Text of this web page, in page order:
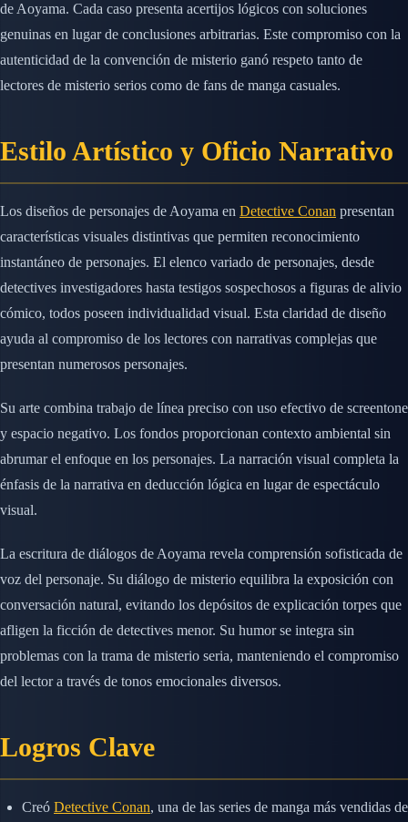
de Aoyama. Cada caso presenta acertijos lógicos con soluciones
genuinas en lugar de conclusiones arbitrarias. Este compromiso con la
autenticidad de la convención de misterio ganó respeto tanto de
lectores de misterio serios como de fans de manga casuales.
Estilo Artístico y Oficio Narrativo
Los diseños de personajes de Aoyama en Detective Conan presentan
características visuales distintivas que permiten reconocimiento
instantáneo de personajes. El elenco variado de personajes, desde
detectives investigadores hasta testigos sospechosos a figuras de alivio
cómico, todos poseen individualidad visual. Esta claridad de diseño
ayuda al compromiso de los lectores con narrativas complejas que
presentan numerosos personajes.
Su arte combina trabajo de línea preciso con uso efectivo de screentone
y espacio negativo. Los fondos proporcionan contexto ambiental sin
abrumar el enfoque en los personajes. La narración visual completa la
énfasis de la narrativa en deducción lógica en lugar de espectáculo
visual.
La escritura de diálogos de Aoyama revela comprensión sofisticada de
voz del personaje. Su diálogo de misterio equilibra la exposición con
conversación natural, evitando los depósitos de explicación torpes que
afligen la ficción de detectives menor. Su humor se integra sin
problemas con la trama de misterio seria, manteniendo el compromiso
del lector a través de tonos emocionales diversos.
Logros Clave
Creó Detective Conan, una de las series de manga más vendidas de